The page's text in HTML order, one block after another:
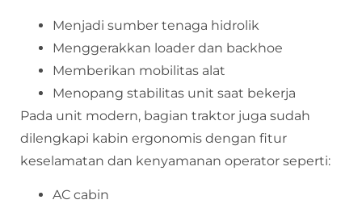
Menjadi sumber tenaga hidrolik
Menggerakkan loader dan backhoe
Memberikan mobilitas alat
Menopang stabilitas unit saat bekerja
Pada unit modern, bagian traktor juga sudah
dilengkapi kabin ergonomis dengan fitur
keselamatan dan kenyamanan operator seperti:
AC cabin